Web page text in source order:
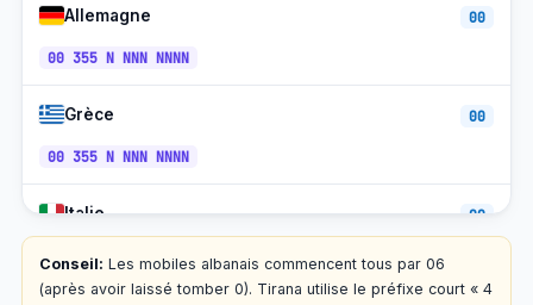
Allemagne 00
00 355 N NNN NNNN
Grèce 00
00 355 N NNN NNNN
Italie 00
00 355 N NNN NNNN
Conseil: Les mobiles albanais commencent tous par 06
(après avoir laissé tomber 0). Tirana utilise le préfixe court « 4